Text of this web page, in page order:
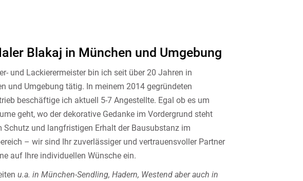
Blakaj in München und Umgebung
und Lackierermeister bin ich seit über 20 Jahren in
und Umgebung tätig. In meinem 2014 gegründeten
beschäftige ich aktuell 5-7 Angestellte. Egal ob es um
geht, wo der dekorative Gedanke im Vordergrund steht
Schutz und langfristigen Erhalt der Bausubstanz im
– wir sind Ihr zuverlässiger und vertrauensvoller Partner
auf Ihre individuellen Wünsche ein.
u.a. in München-Sendling, Hadern, Westend aber auch in